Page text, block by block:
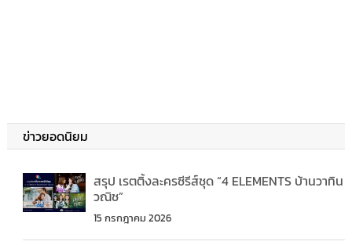
ข่าวยอดนิยม
สรุป เรตติ้งละครซีรีส์ชุด “4 ELEMENTS บ้านวาทิน
วณิช”
15 กรกฎาคม 2026